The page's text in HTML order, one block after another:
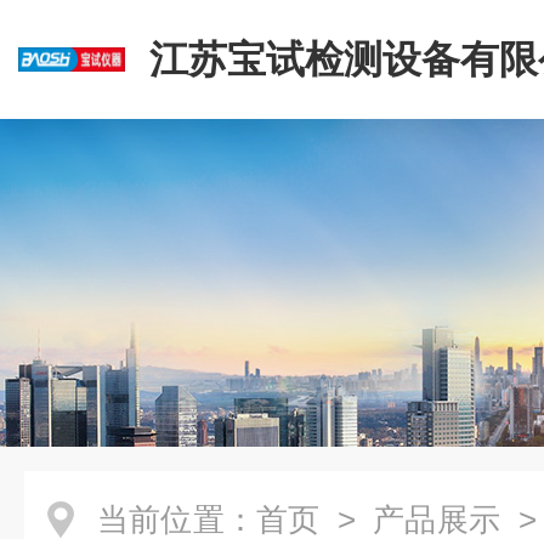
江苏宝试检测设备有
当前位置： 首页 > 产品展示